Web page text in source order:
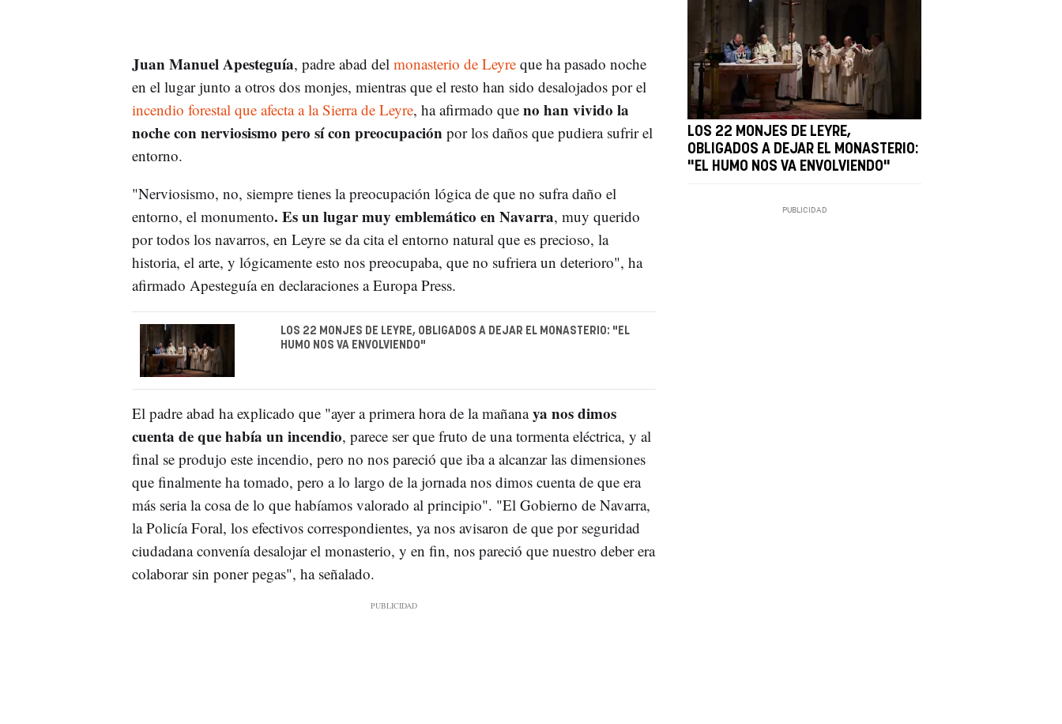
Juan Manuel Apesteguía, padre abad del monasterio de Leyreque ha pasado noche
en el lugar junto a otros dos monjes, mientras que el resto han sido desalojados por el
incendio forestal que afecta a la Sierra de Leyre, ha afirmado que no han vivido la
noche con nerviosismo pero sí con preocupación por los daños que pudiera sufrir el
entorno.
"Nerviosismo, no, siempre tienes la preocupación lógica de que no sufra daño el
entorno, el monumento. Es un lugar muy emblemático en Navarra, muy querido
por todos los navarros, en Leyre se da cita el entorno natural que es precioso, la
historia, el arte, y lógicamente esto nos preocupaba, que no sufriera un deterioro", ha
afirmado Apesteguía en declaraciones a Europa Press.
LOS 22 MONJES DE LEYRE, OBLIGADOS A DEJAR EL MONASTERIO: "EL
HUMO NOS VA ENVOLVIENDO"
El padre abad ha explicado que "ayer a primera hora de la mañanaya nos dimos
cuenta de que había un incendio, parece ser que fruto de una tormenta eléctrica, y al
final se produjo este incendio, pero no nos pareció que iba a alcanzar las dimensiones
que finalmente ha tomado, pero a lo largo de la jornada nos dimos cuenta de que era
más seria la cosa de lo que habíamos valorado al principio". "El Gobierno de Navarra,
la Policía Foral, los efectivos correspondientes, ya nos avisaron de que por seguridad
ciudadana convenía desalojar el monasterio, y en fin, nos pareció que nuestro deber era
colaborar sin poner pegas", ha señalado.
LOS 22 MONJES DE LEYRE,
OBLIGADOS A DEJAR EL MONASTERIO:
"EL HUMO NOS VA ENVOLVIENDO"